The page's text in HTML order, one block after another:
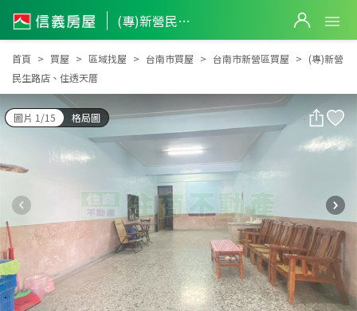
(專)新營民生路店、住透天厝
(專)新營民生路店、住透天厝
首頁 買屋 區域找屋 台南市買屋 台南市新營區買屋
(專)新營
民生路店、住透天厝
圖片 1/15 格局圖